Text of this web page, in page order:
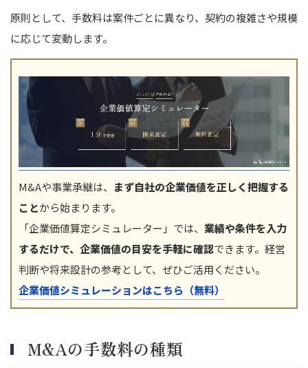
原則として、手数料は案件ごとに異なり、契約の複雑さや規模
に応じて変動します。
M&Aや事業承継は、 まず自社の企業価値を正しく把握する
ことから始まります。
「企業価値算定シミュレーター」では、 業績や条件を入力
するだけで、企業価値の目安を手軽に確認できます。経営
判断や将来設計の参考として、ぜひご活用ください。
企業価値シミュレーションはこちら（無料）
M&Aの手数料の種類